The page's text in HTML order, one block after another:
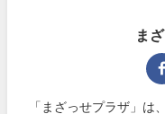
ま
「まざっせプラザ」は